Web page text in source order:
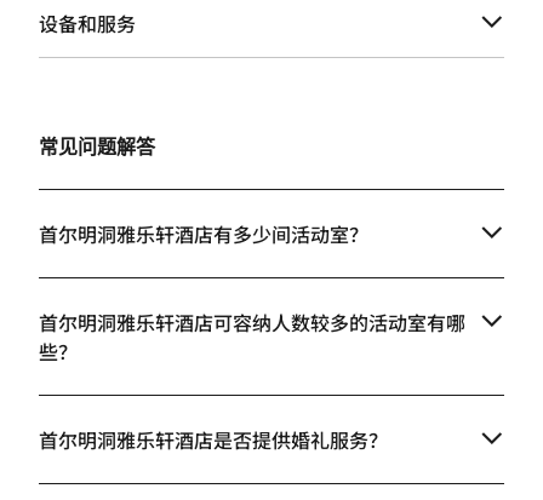
设备和服务
常见问题解答
首尔明洞雅乐轩酒店有多少间活动室？
首尔明洞雅乐轩酒店可容纳人数较多的活动室有哪
些？
首尔明洞雅乐轩酒店是否提供婚礼服务？